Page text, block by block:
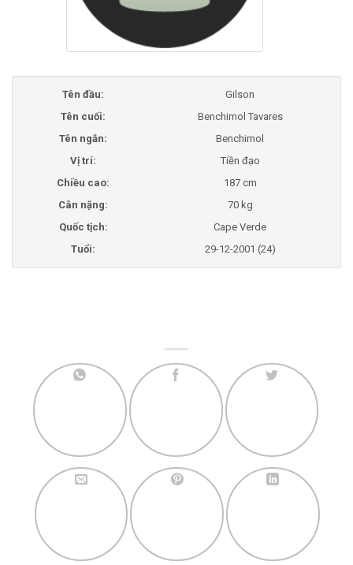
Tên đầu:
Gilson
Tên cuối:
Benchimol Tavares
Tên ngắn:
Benchimol
Vị trí:
Tiền đạo
Chiều cao:
187 cm
Cân nặng:
70 kg
Quốc tịch:
Cape Verde
Tuổi:
29-12-2001 (24)